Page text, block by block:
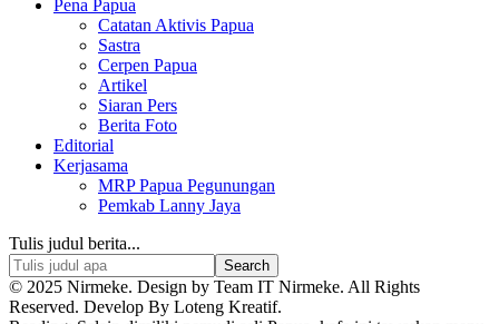
Pena Papua
Catatan Aktivis Papua
Sastra
Cerpen Papua
Artikel
Siaran Pers
Berita Foto
Editorial
Kerjasama
MRP Papua Pegunungan
Pemkab Lanny Jaya
Tulis judul berita...
© 2025 Nirmeke. Design by Team IT Nirmeke. All Rights
Reserved. Develop By Loteng Kreatif.